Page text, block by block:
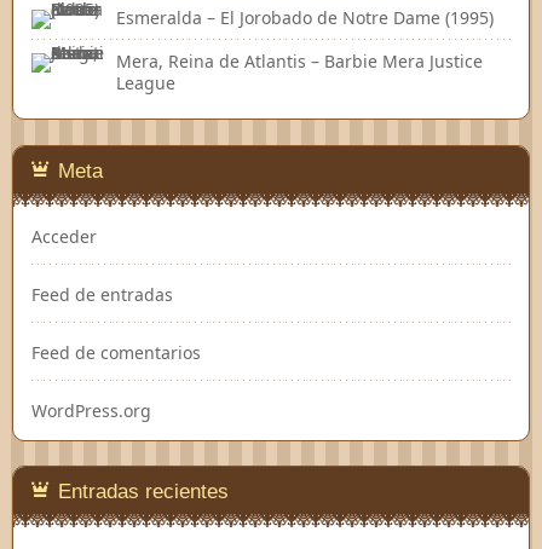
Esmeralda – El Jorobado de Notre Dame (1995)
Mera, Reina de Atlantis – Barbie Mera Justice
League
Meta
Acceder
Feed de entradas
Feed de comentarios
WordPress.org
Entradas recientes